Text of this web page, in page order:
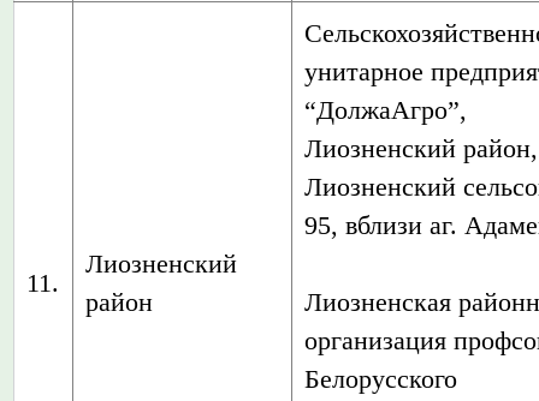
11.
Лиозненский
район
унитарное
“ДолжаАгро”,
Лиозненский район,
Лиозненский
95, вблизи аг.
Лиозненская
организация
Белорусского